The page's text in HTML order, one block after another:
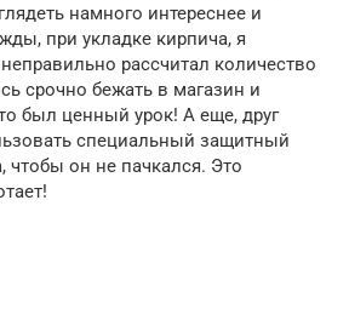
намного интереснее и
при укладке кирпича, я
рассчитал количество
срочно бежать в магазин и
был ценный урок! А еще, друг
специальный защитный
чтобы он не пачкался. Это